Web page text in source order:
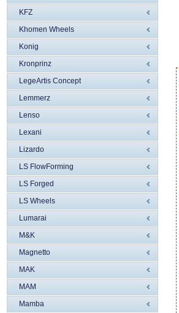
KFZ
Khomen Wheels
Konig
Kronprinz
LegeArtis Concept
Lemmerz
Lenso
Lexani
Lizardo
LS FlowForming
LS Forged
LS Wheels
Lumarai
M&K
Magnetto
MAK
MAM
Mamba